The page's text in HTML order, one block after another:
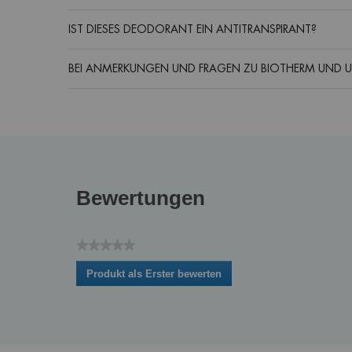
IST DIESES DEODORANT EIN ANTITRANSPIRANT?
BEI ANMERKUNGEN UND FRAGEN ZU BIOTHERM UND
Bewertungen
★★★★★
Kein
Beurteilungswert
Produkt als Erster bewerten
.